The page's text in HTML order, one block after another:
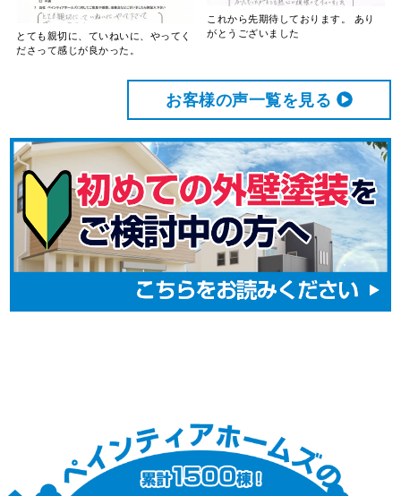
とても親切に、ていねいに、やってく
ださって感じが良かった。
これから先期待しております。 あり
がとうございました
お客様の声⼀覧を⾒る